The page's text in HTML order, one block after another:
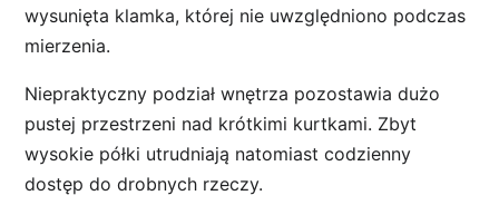
wysunięta klamka, której nie uwzględniono podczas
mierzenia.
Niepraktyczny podział wnętrza pozostawia dużo
pustej przestrzeni nad krótkimi kurtkami. Zbyt
wysokie półki utrudniają natomiast codzienny
dostęp do drobnych rzeczy.